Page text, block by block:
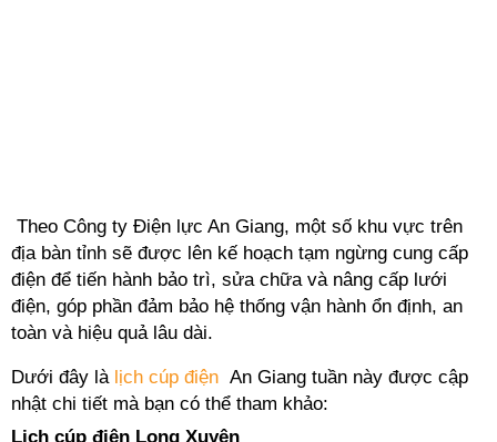
Theo Công ty Điện lực An Giang, một số khu vực trên
địa bàn tỉnh sẽ được lên kế hoạch tạm ngừng cung cấp
điện để tiến hành bảo trì, sửa chữa và nâng cấp lưới
điện, góp phần đảm bảo hệ thống vận hành ổn định, an
toàn và hiệu quả lâu dài.
Dưới đây là lịch cúp điện An Giang tuần này được cập
nhật chi tiết mà bạn có thể tham khảo:
Lịch cúp điện Long Xuyên